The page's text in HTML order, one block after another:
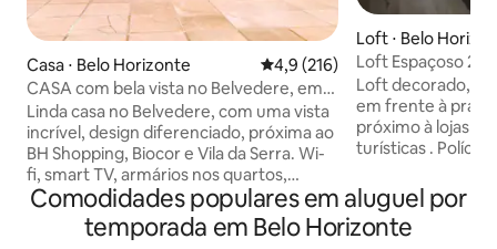
Casa ⋅ Belo Horizonte 4,9 de uma avaliação média de
4,9 (216)
CASA com bela vista no Belvedere, em
6x sem juros!
Linda casa no Belvedere, com uma vista
incrível, design diferenciado, próxima ao
BH Shopping, Biocor e Vila da Serra. Wi-
fi, smart TV, armários nos quartos,
cozinha, lavanderia, área gourmet e uma
incrível piscina com borda infinita. Fácil
acesso a toda a cidade, próximo a
Loft ⋅ Belo
Loft Espaçoso 20º andar região central
de BH
Loft decorado, bem iluminado e arejado,
em frente à praça
próximo à lojas , restaurantes e atrações
turísticas . Polícia
teto, cama queen
confortável. Dispõe de duas Smart TV´s,
forno elétrico,
Comodidades populares em aluguel por
temporada em Belo Horizonte